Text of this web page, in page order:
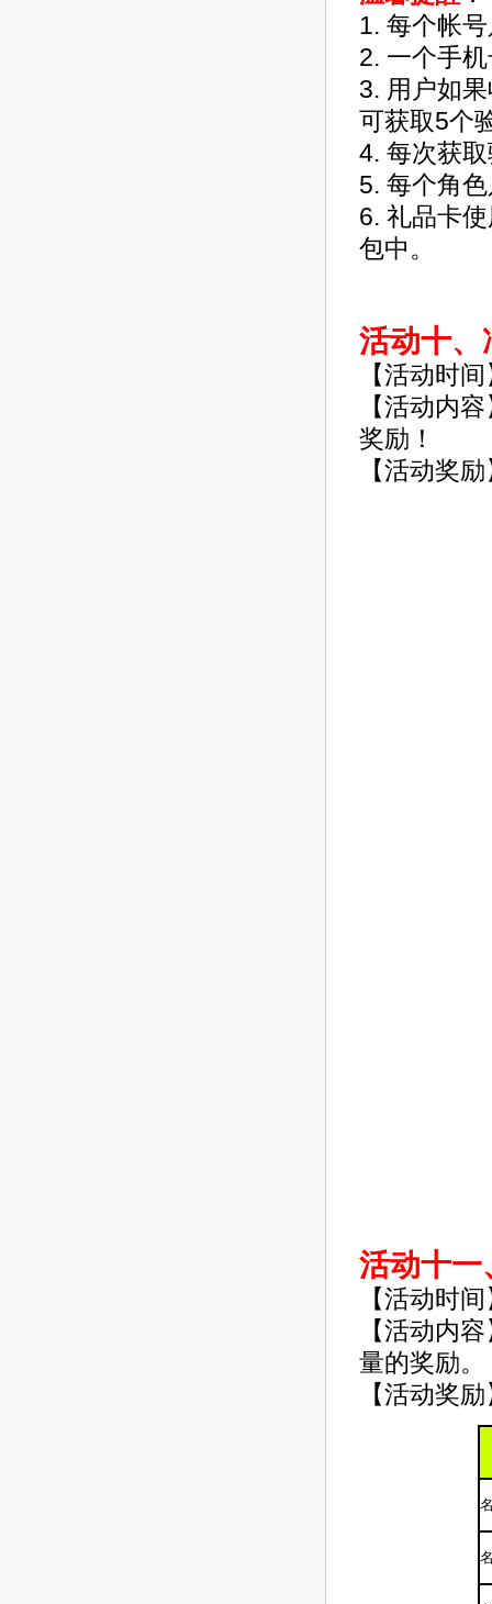
1. 每个帐
2. 一个手
3. 用户如
可获取5个
4. 每次获
5. 每个角
6. 礼品卡
包中。
活动十、
【活动时
【活动内
奖励！
【活动奖
活动十一
【活动时
【活动内
量的奖励。
【活动奖